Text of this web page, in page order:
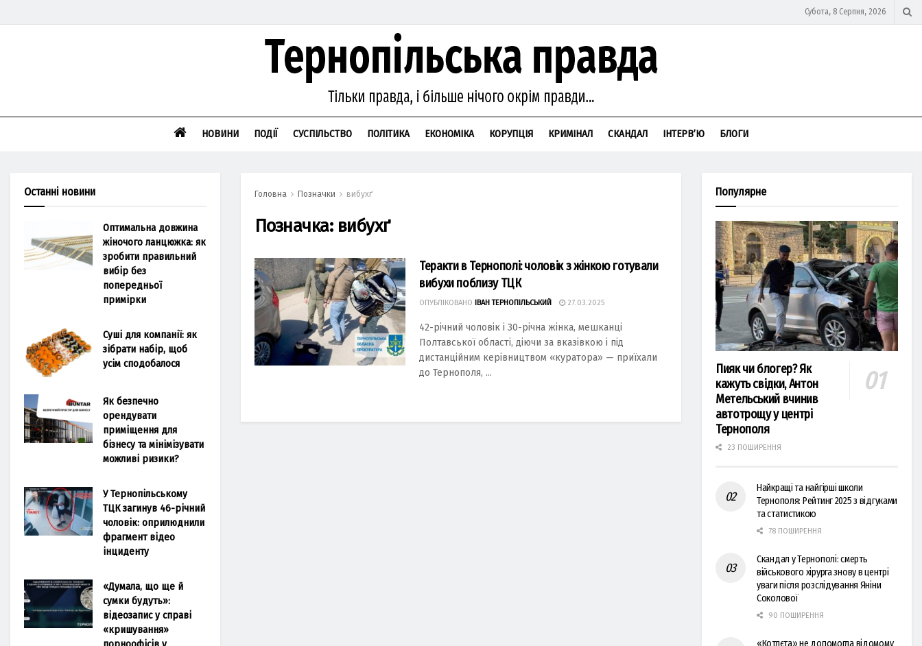
Субота, 8 Серпня, 2026
НОВИНИ ПОДІЇ СУСПІЛЬСТВО ПОЛІТИКА ЕКОНОМІКА КОРУПЦІЯ КРИМІНАЛ СКАНДАЛ ІНТЕРВ’Ю БЛОГИ
Головна Позначки вибухґ
Позначка: вибухґ
Теракти в Тернополі: чоловік з жінкою готували
вибухи поблизу ТЦК
ОПУБЛІКОВАНО ІВАН ТЕРНОПІЛЬСЬКИЙ 27.03.2025
42-річний чоловік і 30-річна жінка, мешканці
Полтавської області, діючи за вказівкою і під
дистанційним керівництвом «куратора» — приїхали
до Тернополя, ...
Останні новини
Оптимальна довжина
жіночого ланцюжка: як
зробити правильний
вибір без
попередньої
примірки
Суші для компанії: як
зібрати набір, щоб
усім сподобалося
Як безпечно
орендувати
приміщення для
бізнесу та мінімізувати
можливі ризики?
У Тернопільському
ТЦК загинув 46-річний
чоловік: оприлюднили
фрагмент відео
інциденту
«Думала, що ще й
сумки будуть»:
відеозапис у справі
«кришування»
Популярне
Пияк чи блогер? Як
кажуть свідки, Антон
Метельський вчинив
автотрощу у центрі
Тернополя
23 ПОШИРЕННЯ
Найкращі та найгірші школи
Тернополя: Рейтинг 2025 з відгуками
та статистикою
78 ПОШИРЕННЯ
Скандал у Тернополі: смерть
військового хірурга знову в центрі
уваги після розслідування Яніни
Соколової
90 ПОШИРЕННЯ